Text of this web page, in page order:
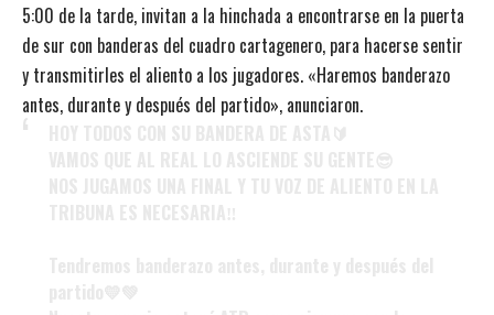
5:00 de la tarde, invitan a la hinchada a encontrarse en la puerta
de sur con banderas del cuadro cartagenero, para hacerse sentir
y transmitirles el aliento a los jugadores. «Haremos banderazo
antes, durante y después del partido», anunciaron.